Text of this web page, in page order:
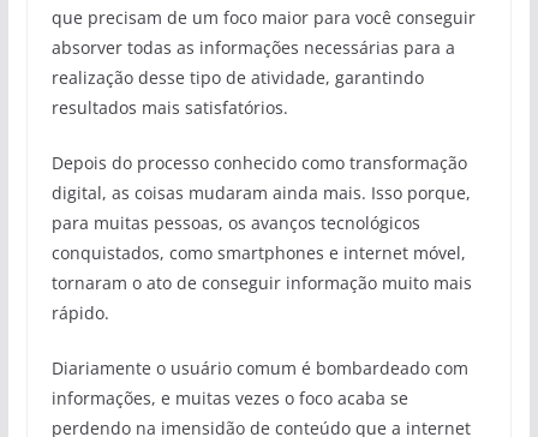
que precisam de um foco maior para você conseguir
absorver todas as informações necessárias para a
realização desse tipo de atividade, garantindo
resultados mais satisfatórios.
Depois do processo conhecido como transformação
digital, as coisas mudaram ainda mais. Isso porque,
para muitas pessoas, os avanços tecnológicos
conquistados, como smartphones e internet móvel,
tornaram o ato de conseguir informação muito mais
rápido.
Diariamente o usuário comum é bombardeado com
informações, e muitas vezes o foco acaba se
perdendo na imensidão de conteúdo que a internet